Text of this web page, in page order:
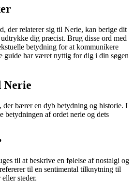
der relaterer sig til Nerie, kan berige dit
dig præcist. Brug disse ord med
betydning for at kommunikere
guide har været nyttig for dig i din søgen
Nerie
der bærer en dyb betydning og historie. I
betydningen af ordet nerie og dets
til at beskrive en følelse af nostalgi og
til en sentimental tilknytning til
steder.